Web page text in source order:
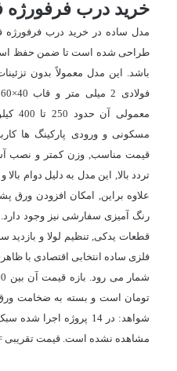
خرید درب فرفورژه
مدل ساده در خرید درب فرفورژه
طراحی شده است تا ضمن حفظ
باشد. این مدل معمولاً بدون
مسکونی و ورودی پارکینگ ها
قیمت مناسب, وزن کمتر و نصب
تردد بالا, این مدل به دلیل دوام
علاوه براین, امکان افزودن
رنگ آمیزی سفارشی نیز وجود
قطعات یدکی, تنظیم لولا و بازدید
فلزی ساده انتخابی اقتصادی با
شمار می رود. بازه قیمت آن بین
تومان است و بسته به ضخامت
مشاهده نشده است. قیمت تقریبی =